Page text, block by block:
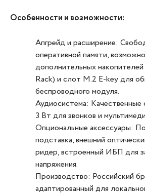
Особенности и возможности:
Апгрейд и расширение:
оперативной памяти,
дополнительных
Rack) и слот M.2 E-key для
беспроводного модуля.
Аудиосистема:
3 Вт для звонков и
Опциональные аксессуары:
подставка, внешний
ридер, встроенный ИБП для
напряжения.
Производство: Российский
адаптированный для